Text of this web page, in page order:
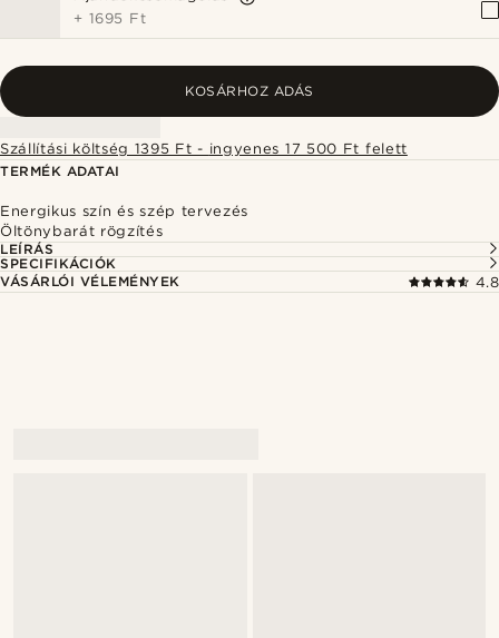
+ 1695 Ft
KOSÁRHOZ ADÁS
Szállítási költség 1395 Ft - ingyenes 17 500 Ft felett
TERMÉK ADATAI
Energikus szín és szép tervezés
Öltönybarát rögzítés
LEÍRÁS
SPECIFIKÁCIÓK
VÁSÁRLÓI VÉLEMÉNYEK
4.8